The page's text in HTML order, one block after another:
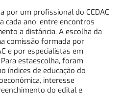
por um profissional do CEDAC
cada ano, entre encontros
a distância. A escolha da
comissão formada por
e por especialistas em
estaescolha, foram
índices de educação do
interesse
do edital e